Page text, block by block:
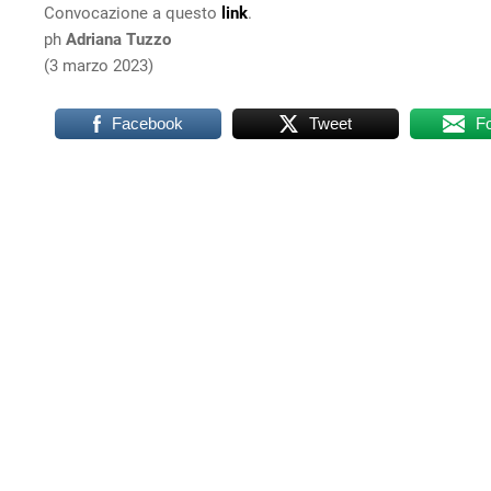
Convocazione a questo link.
ph Adriana Tuzzo
(3 marzo 2023)
Facebook Tweet